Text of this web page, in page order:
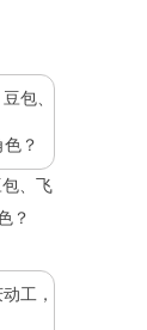
、飞
？